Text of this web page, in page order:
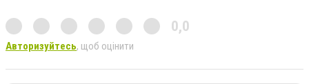
0,0
Авторизуйтесь, щоб оцінити